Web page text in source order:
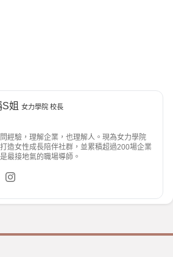
姐 女力學院 校長
經驗，理解企業，也理解人。現為女力學院
造女性成長陪伴社群，並累積超過200場企業
最接地氣的職場導師。